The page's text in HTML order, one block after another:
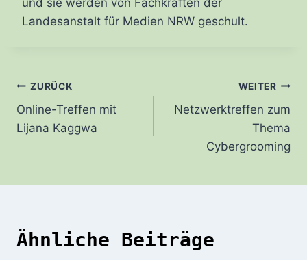
und sie werden von Fachkräften der
Landesanstalt für Medien NRW geschult.
Beitrags-
Navigation
ZURÜCK
Online-Treffen mit
Lijana Kaggwa
WEITER
Netzwerktreffen zum
Thema
Cybergrooming
Ähnliche Beiträge